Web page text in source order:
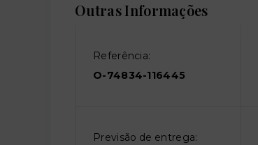
Outras Informações
Referência:
O-74834-116445
Previsão de entrega: